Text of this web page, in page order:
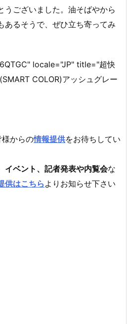
うございました。油そばやから
あるそうで、ぜひ立ち寄ってみ
locale="JP" title="超快
COLOR)アッシュグレー
からの情報提供をお待ちしてい
イベント、記者発表や内覧会な
供はこちら よりお知らせ下さい